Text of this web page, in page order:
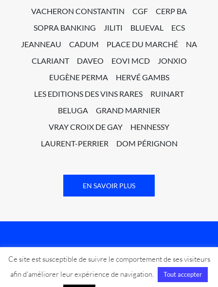
VACHERON CONSTANTIN
CGF
CERP BA
SOPRA BANKING
JILITI BLUEVAL
ECS
JEANNEAU
CADUM PLACE DU MARCHÉ
NA
CLARIANT
DAVEO EOVI MCD
JONXIO
EUGÈNE PERMA
HERVÉ GAMBS
LES EDITIONS DES VINS RARES
RUINART
BELUGA
GRAND MARNIER
VRAY CROIX DE GAY
HENNESSY
LAURENT-PERRIER
DOM PÉRIGNON
EN SAVOIR PLUS
Marjorie Bachot
54 avenue Secrétan
Ce site est susceptible de suivre le comportement de ses visiteurs
afin d'améliorer leur expérience de navigation.
Tout accepter